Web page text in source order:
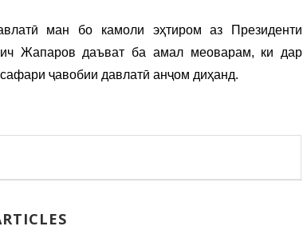
ман бо камоли эҳтиром аз Президенти
Жапаров даъват ба амал меоварам, ки дар
ҷавобии давлатӣ анҷом диҳанд.